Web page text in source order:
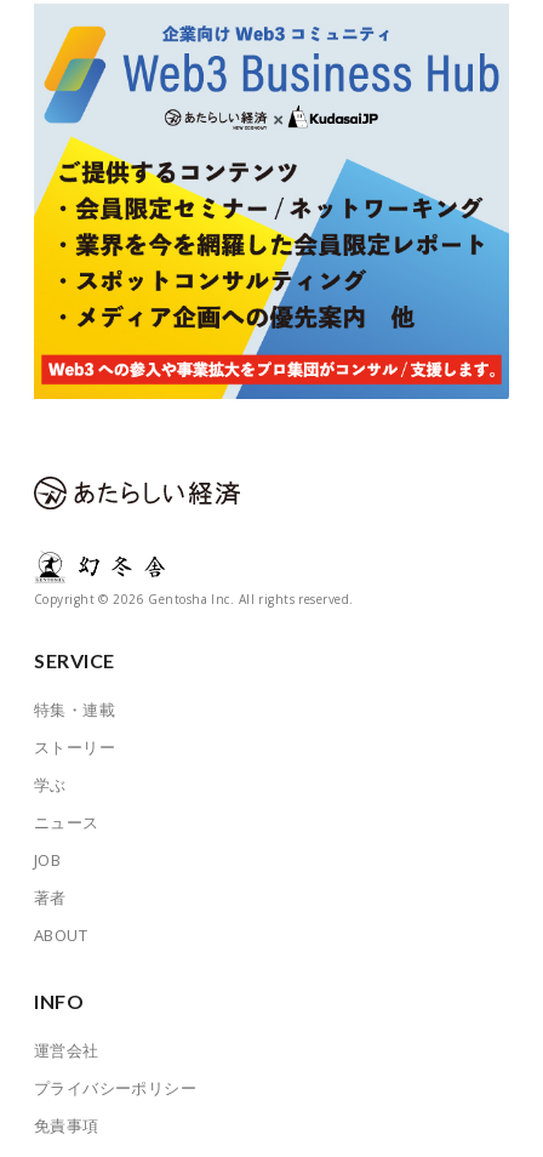
Copyright © 2026 Gentosha Inc. All rights reserved.
SERVICE
特集・連載
ストーリー
学ぶ
ニュース
JOB
著者
ABOUT
INFO
運営会社
プライバシーポリシー
免責事項